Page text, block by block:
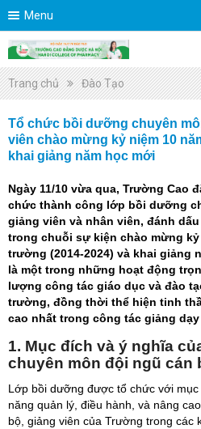
Menu
Trang chủ Đào Tạo
Tổ chức bồi dưỡng chuyên
viên chào mừng kỷ niệm 10
khai giảng năm học mới
Ngày 11/10 vừa qua, Trường Cao
chức thành công lớp bồi dưỡng
giảng viên và nhân viên, đánh
trong chuỗi sự kiện chào mừng kỷ
trường (2014-2024) và khai giảng
là một trong những hoạt động
lượng công tác giáo dục và đào
trường, đồng thời thể hiện tinh
cao nhất trong công tác giảng
1. Mục đích và ý nghĩa
chuyên môn đội ngũ cán
Lớp bồi dưỡng được tổ chức với
năng quản lý, điều hành, và nâng
bộ, giảng viên của Trường trong các